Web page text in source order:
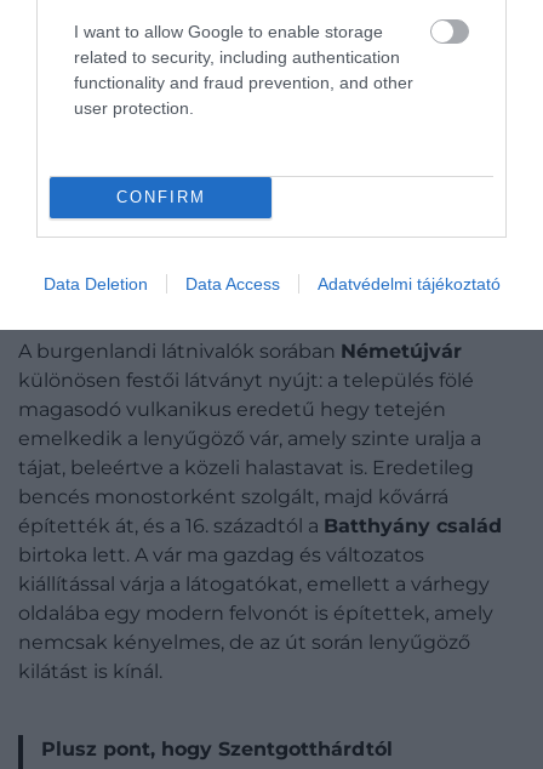
I want to allow Google to enable storage
related to security, including authentication
functionality and fraud prevention, and other
user protection.
CONFIRM
Data Deletion Data Access Adatvédelmi tájékoztató
A burgenlandi látnivalók sorában Németújvár
különösen festői látványt nyújt: a település fölé
magasodó vulkanikus eredetű hegy tetején
emelkedik a lenyűgöző vár, amely szinte uralja a
tájat, beleértve a közeli halastavat is. Eredetileg
bencés monostorként szolgált, majd kővárrá
építették át, és a 16. századtól a Batthyány család
birtoka lett. A vár ma gazdag és változatos
kiállítással várja a látogatókat, emellett a várhegy
oldalába egy modern felvonót is építettek, amely
nemcsak kényelmes, de az út során lenyűgöző
kilátást is kínál.
Plusz pont, hogy Szentgotthárdtól